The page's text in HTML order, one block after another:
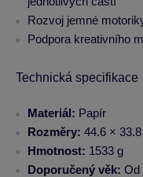
Rozvoj jemné
Podpora kreativního
Technická specifikace
Materiál: Papír
Rozměry: 44.6 ×
Hmotnost: 1533 g
Doporučený věk: Od